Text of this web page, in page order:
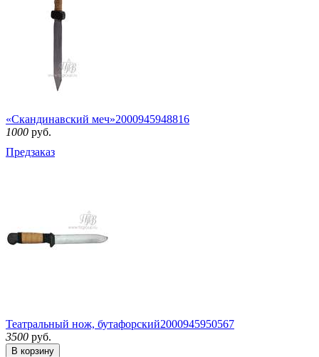
«Скандинавский меч»2000945948816
1000 руб.
Предзаказ
Театральный нож, бутафорский2000945950567
3500 руб.
В корзину